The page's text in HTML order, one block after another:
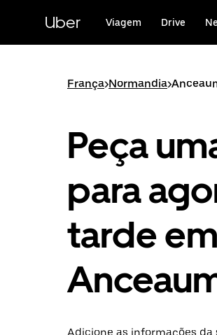
conteúdo
Uber Viagem Drive
França>Normandia>
Peça
para
tarde em